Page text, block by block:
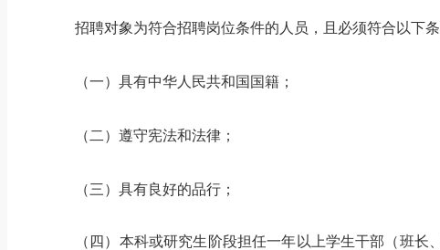
招聘对象为符合招聘岗位条件的人员，且必须符合以下条
（一）具有中华人民共和国国籍；
（二）遵守宪法和法律；
（三）具有良好的品行；
（四）本科或研究生阶段担任一年以上学生干部（班